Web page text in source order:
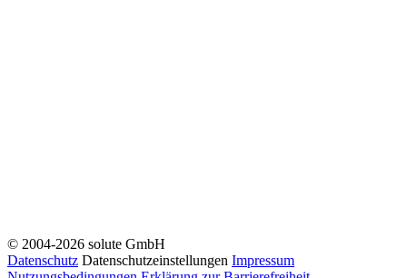
© 2004-2026 solute GmbH
Datenschutz Datenschutzeinstellungen Impressum